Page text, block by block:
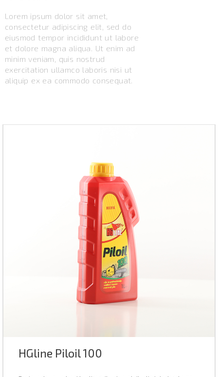
Lorem ipsum dolor sit amet,
consectetur adipiscing elit, sed do
eiusmod tempor incididunt ut labore
et dolore magna aliqua. Ut enim ad
minim veniam, quis nostrud
exercitation ullamco laboris nisi ut
aliquip ex ea commodo consequat.
HGline Piloil 100